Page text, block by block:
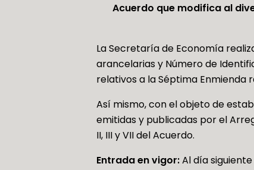
Acuerdo que modifica al
La Secretaría de Economía
arancelarias y Número de
relativos a la Séptima Enmienda
Así mismo, con el objeto de
emitidas y publicadas por el
II, III y VII del Acuerdo.
Entrada en vigor:Al día